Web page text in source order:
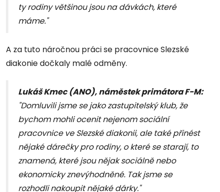
ty rodiny většinou jsou na dávkách, které
máme."
A za tuto náročnou práci se pracovnice Slezské
diakonie dočkaly malé odměny.
Lukáš Kmec (ANO), náměstek primátora F-M:
"Domluvili jsme se jako zastupitelský klub, že
bychom mohli ocenit nejenom sociální
pracovnice ve Slezské diakonii, ale také přinést
nějaké dárečky pro rodiny, o které se starají, to
znamená, které jsou nějak sociálně nebo
ekonomicky znevýhodněné. Tak jsme se
rozhodli nakoupit nějaké dárky."